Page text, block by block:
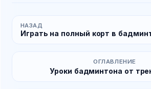
НАЗАД
Играть на полный корт в
ОГЛАВЛЕНИЕ
Уроки бадминтона от